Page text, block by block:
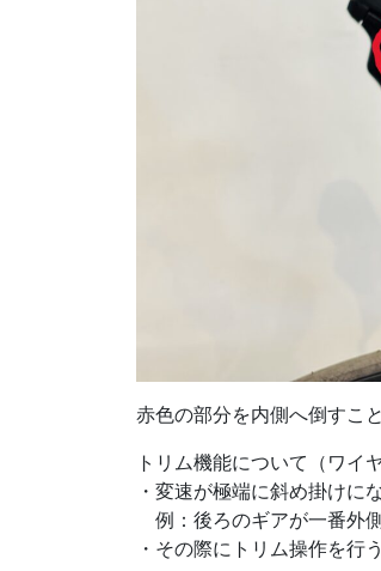
赤色の部分を内側へ倒すこ
トリム機能について（ワイ
・変速が極端に斜め掛けに
例：後ろのギアが一番外
・その際にトリム操作を行